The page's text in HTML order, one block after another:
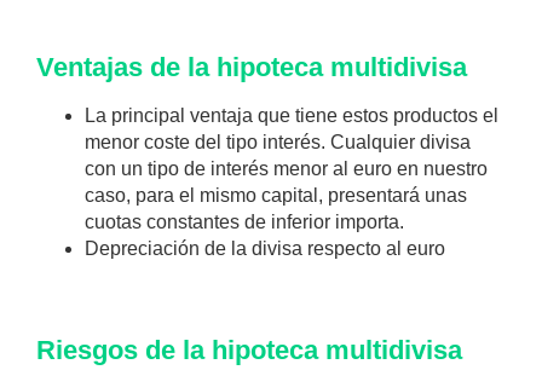
Ventajas de la hipoteca multidivisa
La principal ventaja que tiene estos productos el
menor coste del tipo interés. Cualquier divisa
con un tipo de interés menor al euro en nuestro
caso, para el mismo capital, presentará unas
cuotas constantes de inferior importa.
Depreciación de la divisa respecto al euro
Riesgos de la hipoteca multidivisa